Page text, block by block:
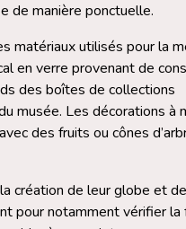
de manière ponctuelle.
matériaux utilisés pour la
en verre provenant de
des boîtes de collections
musée. Les décorations à
des fruits ou cônes
création de leur globe et
pour notamment vérifier la